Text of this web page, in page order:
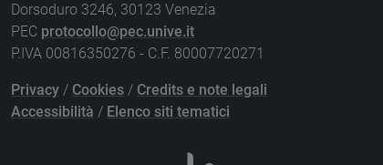
Dorsoduro 3246, 30123 Venezia
PEC protocollo@pec.unive.it
P.IVA 00816350276 - C.F. 80007720271
Privacy / Cookies / Credits e note legali
Accessibilità / Elenco siti tematici